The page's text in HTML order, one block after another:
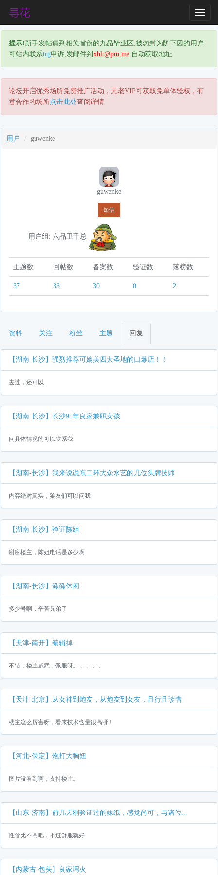
T
o
g
e
N
a
提示!新手发帖请到相关省份的九品毕业区,被勿封为阶下囚的用户
可站内联系trg申诉,发邮件到 xhlt@pm.me 自动获取地址
论坛开启优秀场所免费推广活动，元老VIP可获取免单体验权，有
意合作的场所点击此处查阅详情
用户 guwenke
guwenke
短信
用户组: 六品卫千总
主题数 回帖数 备案数 验证数 落榜数
37 33 30 0 2
资料 关注 粉丝 主题 回复
【湖南-长沙】强烈推荐可媲美四大圣地的口爆店！！
去过，还可以
【湖南-长沙】长沙95年良家兼职女孩
问具体情况的可以联系我
【湖南-长沙】我来说说东二环大众水艺的几位头牌技师
内容绝对真实，狼友们可以问我
【湖南-长沙】验证陈姐
谢谢楼主，陈姐电话是多少啊
【湖南-长沙】淼淼休闲
多少号啊，辛苦兄弟了
【天津-南开】编辑掉
不错，楼主威武，佩服呀。，，，，
【天津-北京】从女神到炮友，从炮友到女友，且行且珍惜
楼主这么厉害呀，看来技术含量很高呀！
【河北-保定】炮打大胸妞
图片没看到啊，支持楼主。
【山东-济南】前几天刚验证过的妹纸，感觉尚可，与诸位...
性价比不高吧，不过舒服就好
【内蒙古-包头】良家泻火